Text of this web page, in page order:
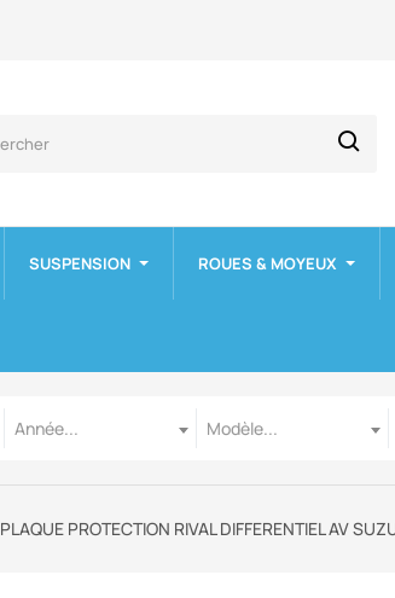
SUSPENSION ROUES & MOYEUX
Année...
Modèle...
PLAQUE PROTECTION RIVAL DIFFERENTIEL AV